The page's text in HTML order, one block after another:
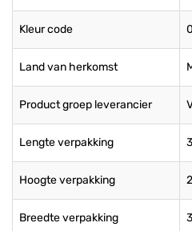
Kleur code
Land van herkomst
Product groep leverancier
Lengte verpakking
Hoogte verpakking
Breedte verpakking